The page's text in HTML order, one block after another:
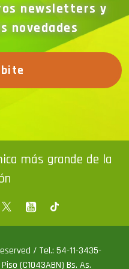
newsletters y
novedades
más grande de la
/ Tel.: 54-11-3435-
(C1043ABN) Bs. As.